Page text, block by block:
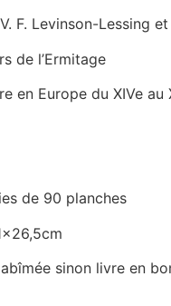
F. Levinson-Lessing
de l’Ermitage
en Europe du XIVe au
de 90 planches
sinon livre en